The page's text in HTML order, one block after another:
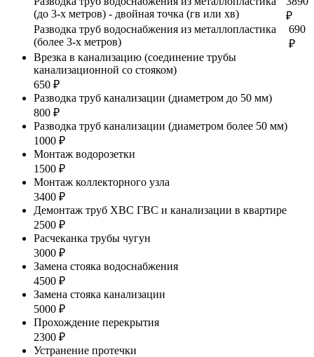
(до 3-х метров) - двойная точка (гв или хв)
₽
Разводка труб водоснабжения из металлопластика
(более 3-х метров)
690
₽
Врезка в канализацию (соединение трубы
канализационной со стояком)
650 ₽
Разводка труб канализации (диаметром до 50 мм)
800 ₽
Разводка труб канализации (диаметром более 50 мм)
1000 ₽
Монтаж водорозетки
1500 ₽
Монтаж коллекторного узла
3400 ₽
Демонтаж труб ХВС ГВС и канализации в квартире
2500 ₽
Расчеканка трубы чугун
3000 ₽
Замена стояка водоснабжения
4500 ₽
Замена стояка канализации
5000 ₽
Прохождение перекрытия
2300 ₽
Устранение протечки